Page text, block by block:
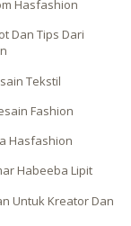
Hasfashion
Dan Tips Dari
Tekstil
Fashion
Hasfashion
Habeeba Lipit
Untuk Kreator Dan